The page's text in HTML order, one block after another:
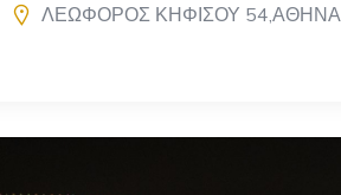
ΛΕΩΦΟΡΟΣ ΚΗΦΙΣΟΥ 54,ΑΘΗΝΑ